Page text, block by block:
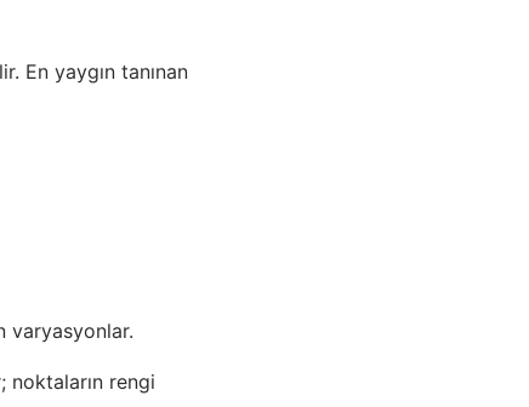
En yaygın tanınan
varyasyonlar.
rengi